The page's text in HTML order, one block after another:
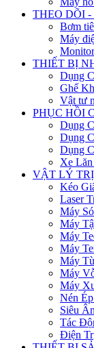
THEO DÕI
Bơm
Máy
THIẾT BỊ
Dụng
Ghế
Vật tư
PHỤC HỒI
Dụng
Dụng
Dụng
Xe
VẬT LÝ
Kéo
Laser
Máy
Máy
Máy
Máy
Máy
Máy
Máy
Nén
Siêu
Tác
Điện